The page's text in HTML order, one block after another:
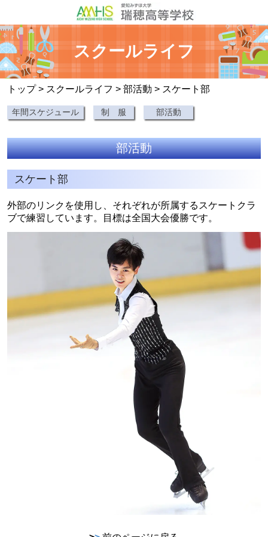
スクールライフ
トップ> スクールライフ > 部活動 > スケート部
年間スケジュール 制 服 部活動
部活動
スケート部
外部のリンクを使用し、それぞれが所属するスケートクラ
ブで練習しています。目標は全国大会優勝です。